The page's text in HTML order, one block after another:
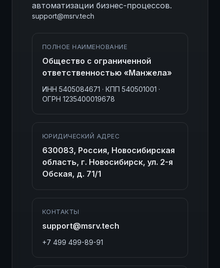
автоматизации бизнес-процессов.
support@msrv.tech
ПОЛНОЕ НАИМЕНОВАНИЕ
Общество с ограниченной
ответственностью «Манжела»
ИНН 5405084671 · КПП 540501001 ·
ОГРН 1235400019678
ЮРИДИЧЕСКИЙ АДРЕС
630083, Россия, Новосибирская
область, г. Новосибирск, ул. 2-я
Обская, д. 71/1
КОНТАКТЫ
support@msrv.tech
+7 499 499-89-91